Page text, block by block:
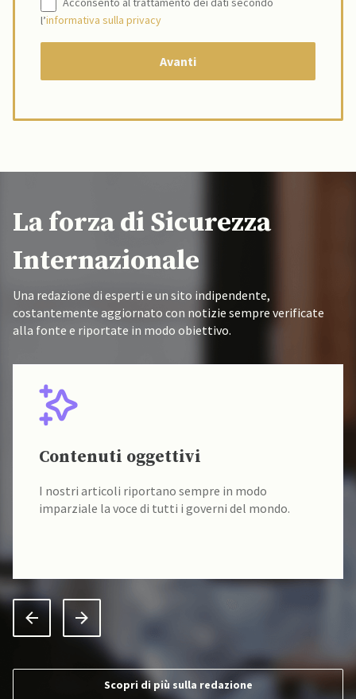
l’informativa sulla privacy
La forza di Sicurezza
Internazionale
Una redazione di esperti e un sito indipendente,
costantemente aggiornato con notizie sempre verificate
alla fonte e riportate in modo obiettivo.
Contenuti oggettivi
I nostri articoli riportano sempre in modo
imparziale la voce di tutti i governi del mondo.
Scopri di più sulla redazione